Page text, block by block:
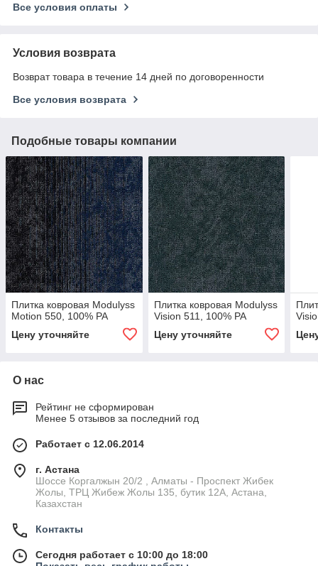
Все условия оплаты
Условия возврата
Возврат товара в течение 14 дней по договоренности
Все условия возврата
Подобные товары компании
Плитка ковровая Modulyss
Motion 550, 100% PA
Цену уточняйте
Плитка ковровая Modulyss
Vision 511, 100% PA
Цену уточняйте
О нас
Рейтинг не сформирован
Менее 5 отзывов за последний год
Работает с 12.06.2014
г. Астана
Шоссе Коргалжын 20/2 , Алматы - Проспект Жибек
Жолы, ТРЦ Жибеж Жолы 135, бутик 12А, Астана,
Казахстан
Контакты
Сегодня работает с 10:00 до 18:00